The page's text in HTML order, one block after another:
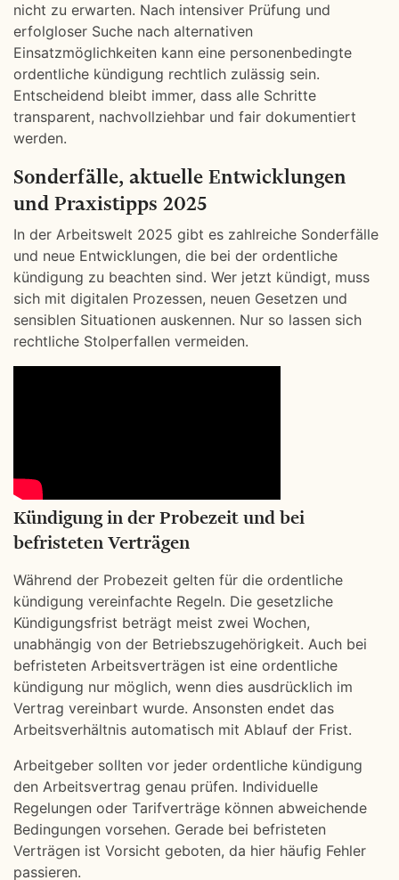
nicht zu erwarten. Nach intensiver Prüfung und
erfolgloser Suche nach alternativen
Einsatzmöglichkeiten kann eine personenbedingte
ordentliche kündigung rechtlich zulässig sein.
Entscheidend bleibt immer, dass alle Schritte
transparent, nachvollziehbar und fair dokumentiert
werden.
Sonderfälle, aktuelle Entwicklungen
und Praxistipps 2025
In der Arbeitswelt 2025 gibt es zahlreiche Sonderfälle
und neue Entwicklungen, die bei der ordentliche
kündigung zu beachten sind. Wer jetzt kündigt, muss
sich mit digitalen Prozessen, neuen Gesetzen und
sensiblen Situationen auskennen. Nur so lassen sich
rechtliche Stolperfallen vermeiden.
Kündigung in der Probezeit und bei
befristeten Verträgen
Während der Probezeit gelten für die ordentliche
kündigung vereinfachte Regeln. Die gesetzliche
Kündigungsfrist beträgt meist zwei Wochen,
unabhängig von der Betriebszugehörigkeit. Auch bei
befristeten Arbeitsverträgen ist eine ordentliche
kündigung nur möglich, wenn dies ausdrücklich im
Vertrag vereinbart wurde. Ansonsten endet das
Arbeitsverhältnis automatisch mit Ablauf der Frist.
Arbeitgeber sollten vor jeder ordentliche kündigung
den Arbeitsvertrag genau prüfen. Individuelle
Regelungen oder Tarifverträge können abweichende
Bedingungen vorsehen. Gerade bei befristeten
Verträgen ist Vorsicht geboten, da hier häufig Fehler
passieren.